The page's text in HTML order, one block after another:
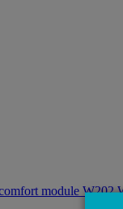
module W202